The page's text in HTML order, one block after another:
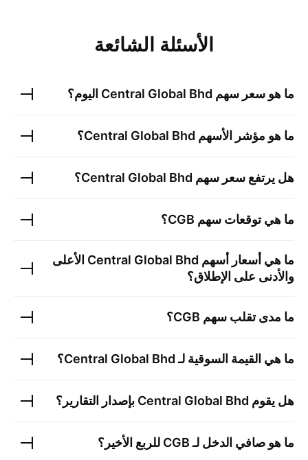
الأسئلة الشائعة
ما هو سعر سهم Central Global Bhd اليوم؟
ما هو مؤشر الأسهم Central Global Bhd؟
هل يرتفع سعر سهم Central Global Bhd؟
ما هي توقعات سهم CGB؟
ما هي أسعار أسهم Central Global Bhd الأعلى
والأدنى على الإطلاق؟
ما مدى تقلب سهم CGB؟
ما هي القيمة السوقية لـCentral Global Bhd؟
هل يقوم Central Global Bhd بإصدار التقارير؟
ما هو صافي الدخل لـCGB للربع الأخير؟